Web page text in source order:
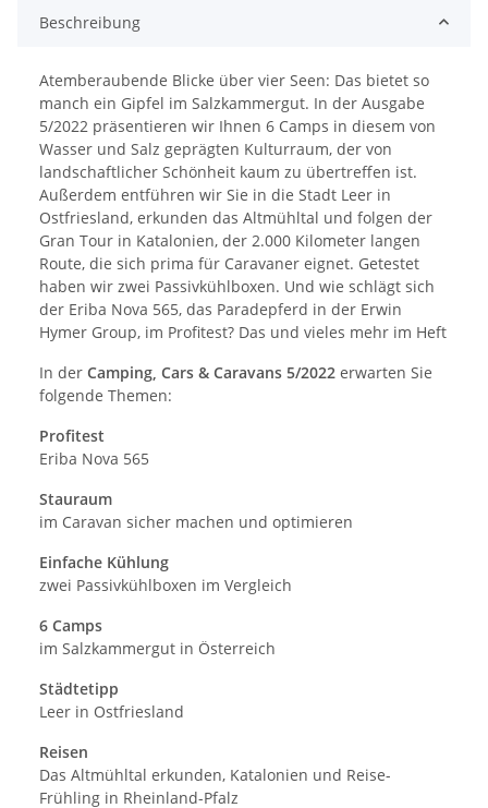
Beschreibung
Atemberaubende Blicke über vier Seen: Das bietet so
manch ein Gipfel im Salzkammergut. In der Ausgabe
5/2022 präsentieren wir Ihnen 6 Camps in diesem von
Wasser und Salz geprägten Kulturraum, der von
landschaftlicher Schönheit kaum zu übertreffen ist.
Außerdem entführen wir Sie in die Stadt Leer in
Ostfriesland, erkunden das Altmühltal und folgen der
Gran Tour in Katalonien, der 2.000 Kilometer langen
Route, die sich prima für Caravaner eignet. Getestet
haben wir zwei Passivkühlboxen. Und wie schlägt sich
der Eriba Nova 565, das Paradepferd in der Erwin
Hymer Group, im Profitest? Das und vieles mehr im Heft
In der Camping, Cars & Caravans 5/2022 erwarten Sie
folgende Themen:
Profitest
Eriba Nova 565
Stauraum
im Caravan sicher machen und optimieren
Einfache Kühlung
zwei Passivkühlboxen im Vergleich
6 Camps
im Salzkammergut in Österreich
Städtetipp
Leer in Ostfriesland
Reisen
Das Altmühltal erkunden, Katalonien und Reise-
Frühling in Rheinland-Pfalz